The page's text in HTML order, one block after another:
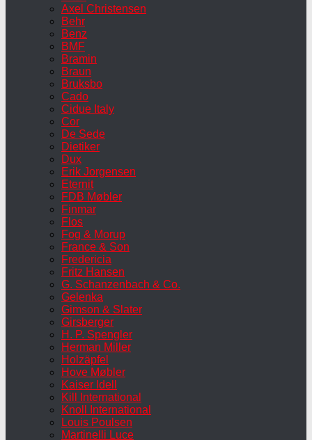
Axel Christensen
Behr
Benz
BMF
Bramin
Braun
Bruksbo
Cado
Cidue Italy
Cor
De Sede
Dietiker
Dux
Erik Jorgensen
Eternit
FDB Møbler
Finmar
Flos
Fog & Morup
France & Son
Fredericia
Fritz Hansen
G. Schanzenbach & Co.
Gelenka
Gimson & Slater
Girsberger
H. P. Spengler
Herman Miller
Holzäpfel
Hove Møbler
Kaiser Idell
Kill International
Knoll International
Louis Poulsen
Martinelli Luce